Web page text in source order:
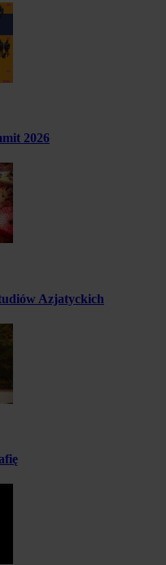
2026
Azjatyckich